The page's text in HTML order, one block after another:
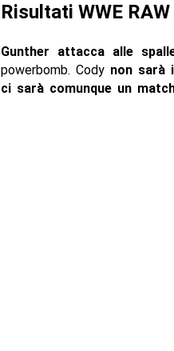
Risultati WWE
Gunther attacca alle
powerbomb. Cody non sarà
ci sarà comunque un